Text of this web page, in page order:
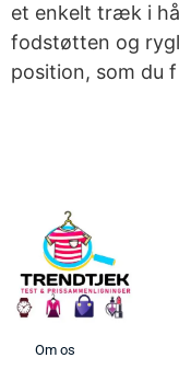
et enkelt træk i
fodstøtten og
position, som du f
Om os